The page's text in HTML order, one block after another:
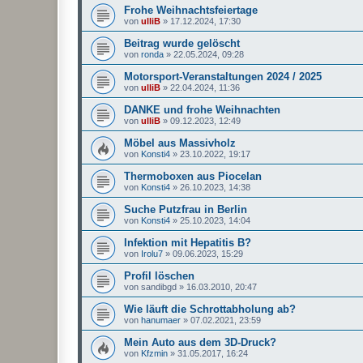
Frohe Weihnachtsfeiertage
von ulliB » 17.12.2024, 17:30
Beitrag wurde gelöscht
von ronda » 22.05.2024, 09:28
Motorsport-Veranstaltungen 2024 / 2025
von ulliB » 22.04.2024, 11:36
DANKE und frohe Weihnachten
von ulliB » 09.12.2023, 12:49
Möbel aus Massivholz
von Konsti4 » 23.10.2022, 19:17
Thermoboxen aus Piocelan
von Konsti4 » 26.10.2023, 14:38
Suche Putzfrau in Berlin
von Konsti4 » 25.10.2023, 14:04
Infektion mit Hepatitis B?
von Irolu7 » 09.06.2023, 15:29
Profil löschen
von sandibgd » 16.03.2010, 20:47
Wie läuft die Schrottabholung ab?
von hanumaer » 07.02.2021, 23:59
Mein Auto aus dem 3D-Druck?
von Kfzmin » 31.05.2017, 16:24